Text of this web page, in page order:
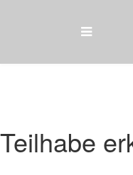
Teilhabe